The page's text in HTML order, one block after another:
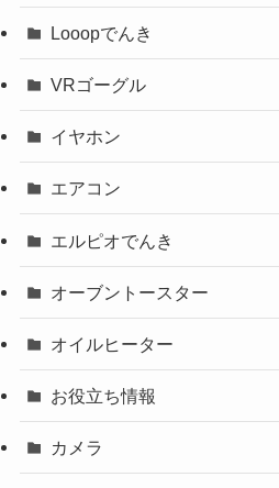
Looopでんき
VRゴーグル
イヤホン
エアコン
エルピオでんき
オーブントースター
オイルヒーター
お役立ち情報
カメラ